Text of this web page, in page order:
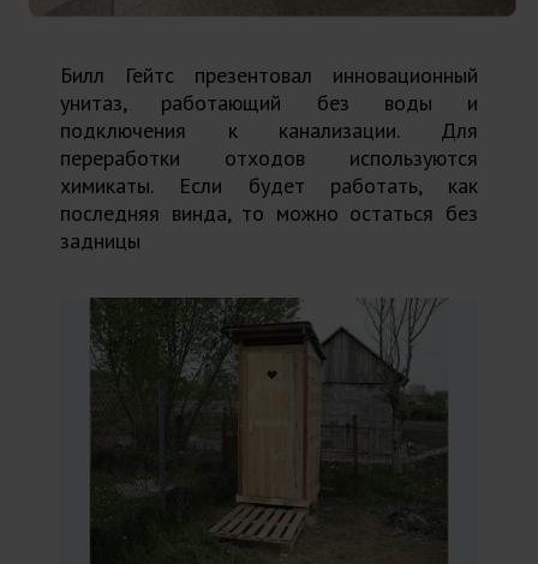
Билл Гейтс презентовал инновационный
унитаз, работающий без воды и
подключения к канализации. Для
переработки отходов используются
химикаты. Если будет работать, как
последняя винда, то можно остаться без
задницы